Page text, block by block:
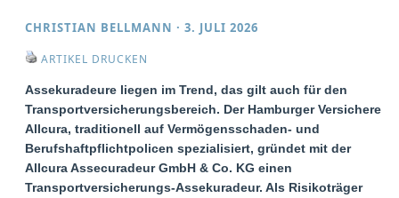
CHRISTIAN BELLMANN ·3. JULI 2026
ARTIKEL DRUCKEN
Assekuradeure liegen im Trend, das gilt auch für den
Transportversicherungsbereich. Der Hamburger Versicherer
Allcura, traditionell auf Vermögensschaden- und
Berufshaftpflichtpolicen spezialisiert, gründet mit der
Allcura Assecuradeur GmbH & Co. KG einen
Transportversicherungs-Assekuradeur. Als Risikoträger